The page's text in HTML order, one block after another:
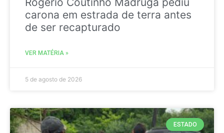
carona em estrada de terra antes
de ser recapturado
VER MATÉRIA »
5 de agosto de 2026
ESTADO